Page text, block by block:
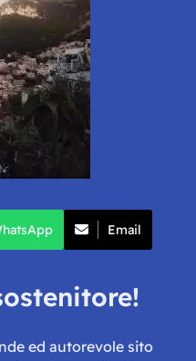
Email
ed autorevole sito